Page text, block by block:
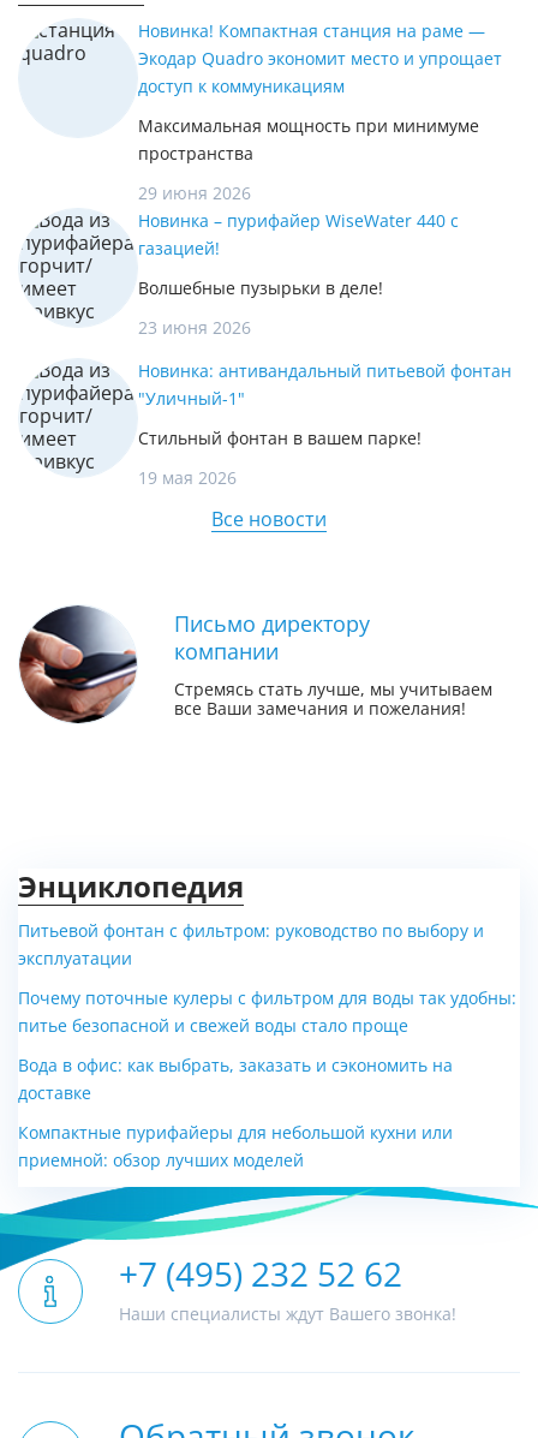
Новинка! Компактная станция на раме —
Экодар Quadro экономит место и упрощает
доступ к коммуникациям
Максимальная мощность при минимуме
пространства
29 июня 2026
Новинка – пурифайер WiseWater 440 с
газацией!
Волшебные пузырьки в деле!
23 июня 2026
Новинка: антивандальный питьевой фонтан
"Уличный-1"
Стильный фонтан в вашем парке!
19 мая 2026
Все новости
Письмо директору
компании
Стремясь стать лучше, мы учитываем
все Ваши замечания и пожелания!
Энциклопедия
Питьевой фонтан с фильтром: руководство по выбору и
эксплуатации
Почему поточные кулеры с фильтром для воды так удобны:
питье безопасной и свежей воды стало проще
Вода в офис: как выбрать, заказать и сэкономить на
доставке
Компактные пурифайеры для небольшой кухни или
приемной: обзор лучших моделей
+7 (495) 232 52 62
Наши специалисты ждут Вашего звонка!